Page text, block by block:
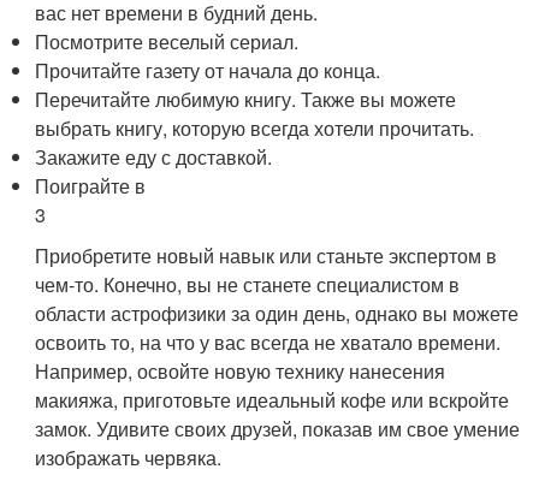
вас нет времени в будний день.
Посмотрите веселый сериал.
Прочитайте газету от начала до конца.
Перечитайте любимую книгу. Также вы можете
выбрать книгу, которую всегда хотели прочитать.
Закажите еду с доставкой.
Поиграйте в
3
Приобретите новый навык или станьте экспертом в
чем-то. Конечно, вы не станете специалистом в
области астрофизики за один день, однако вы можете
освоить то, на что у вас всегда не хватало времени.
Например, освойте новую технику нанесения
макияжа, приготовьте идеальный кофе или вскройте
замок. Удивите своих друзей, показав им свое умение
изображать червяка.